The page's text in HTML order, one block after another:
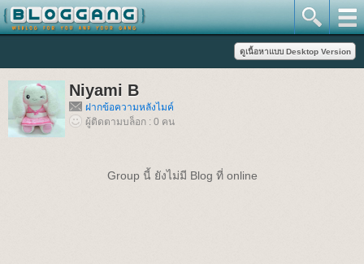
Niyami B
ฝากข้อความหลังไมค์
ผู้ติดตามบล็อก : 0 คน
Group นี้ ยังไม่มี Blog ที่ online